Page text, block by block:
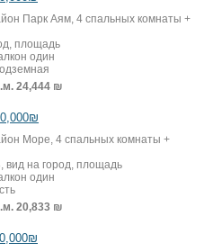
Парк Аям, 4 спальных комнаты +
площадь
один
24,444 ₪
Море, 4 спальных комнаты +
вид на город, площадь
один
20,833 ₪